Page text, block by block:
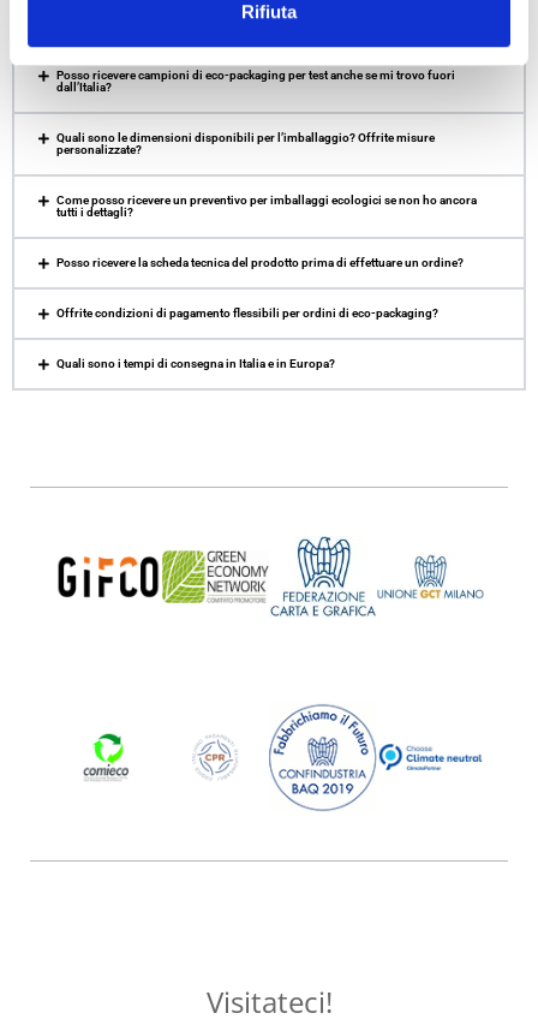
Rifiuta
Posso ricevere campioni di eco-packaging per test anche se mi trovo fuori
dall’Italia?
Quali sono le dimensioni disponibili per l’imballaggio? Offrite misure
personalizzate?
Come posso ricevere un preventivo per imballaggi ecologici se non ho ancora
tutti i dettagli?
Posso ricevere la scheda tecnica del prodotto prima di effettuare un ordine?
Offrite condizioni di pagamento flessibili per ordini di eco-packaging?
Quali sono i tempi di consegna in Italia e in Europa?
Visitateci!